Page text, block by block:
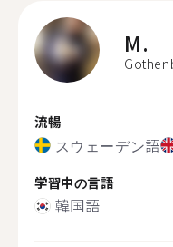
M.
流暢
スウェーデン語
学習中の言語
韓国語